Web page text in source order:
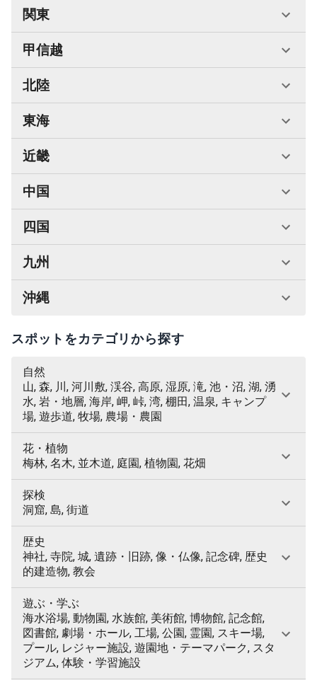
関東
甲信越
北陸
東海
近畿
中国
四国
九州
沖縄
スポットをカテゴリから探す
自然
山, 森, 川, 河川敷, 渓谷, 高原, 湿原, 滝, 池・沼, 湖, 湧
水, 岩・地層, 海岸, 岬, 峠, 湾, 棚田, 温泉, キャンプ
場, 遊歩道, 牧場, 農場・農園
花・植物
梅林, 名木, 並木道, 庭園, 植物園, 花畑
探検
洞窟, 島, 街道
歴史
神社, 寺院, 城, 遺跡・旧跡, 像・仏像, 記念碑, 歴史
的建造物, 教会
遊ぶ・学ぶ
海水浴場, 動物園, 水族館, 美術館, 博物館, 記念館,
図書館, 劇場・ホール, 工場, 公園, 霊園, スキー場,
プール, レジャー施設, 遊園地・テーマパーク, スタ
ジアム, 体験・学習施設